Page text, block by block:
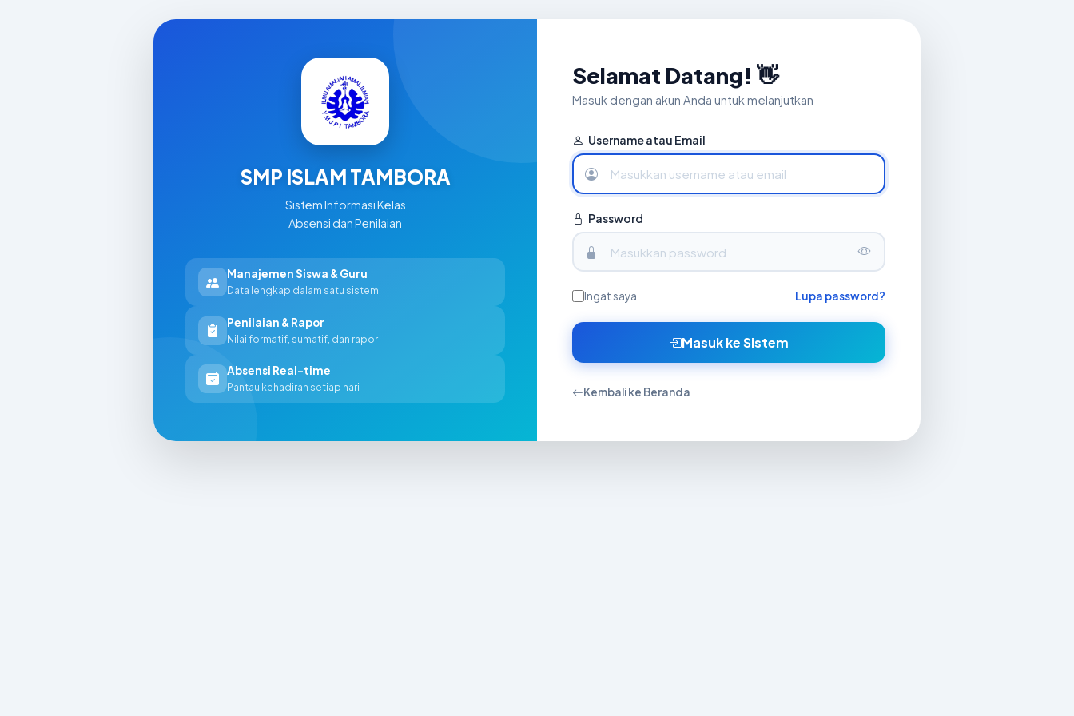
SMP ISLAM TAMBORA
Sistem Informasi Kelas
Absensi dan Penilaian
Manajemen Siswa & Guru
Data lengkap dalam satu sistem
Penilaian & Rapor
Nilai formatif, sumatif, dan rapor
Absensi Real-time
Pantau kehadiran setiap hari
Selamat Datang! 👋
Masuk dengan akun Anda untuk melanjutkan
Username atau Email
Password
Ingat saya Lupa password?
Masuk ke Sistem
Kembali ke Beranda